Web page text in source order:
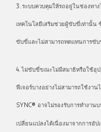
3. ระบบควบคุมให้รถอยู่ในช่องทา
เทคโนโลยีเสริมช่วยผู้ขับขี่เท่านั้น
ขับขี่และไม่สามารถทดแทนการขับ
4. ไม่ขับขี่ขณะไม่มีสมาธิหรือใช้อุป
ฟีเจอร์บางอย่างไม่สามารถใช้งา
SYNC® อาจไม่รองรับการทำงา
เปลี่ยนแปลงได้เนื่องมาจากการอัป